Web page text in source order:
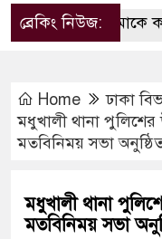
ব্রেকিং নিউজ:মাকে কাঁধে
Home
ঢাকা
মধুখালী থানা
মতবিনিময় সভা
মধুখালী থানা
মতবিনিময় সভা